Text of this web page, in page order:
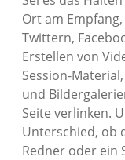
Ort am
Twittern,
Erstellen von
Session-
und
Seite verlinken.
Unterschied, ob
Redner oder ein